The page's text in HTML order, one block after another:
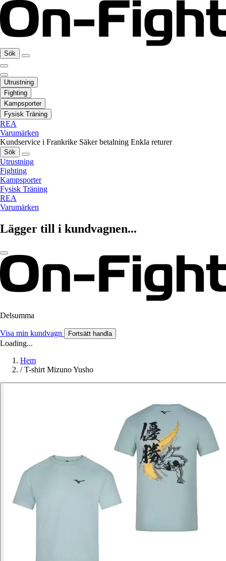
Sök
Utrustning
Fighting
Kampsporter
Fysisk Träning
REA
Varumärken
Kundservice i Frankrike Säker betalning Enkla returer
Sök
Utrustning
Fighting
Kampsporter
Fysisk Träning
REA
Varumärken
Lägger till i kundvagnen...
Delsumma
Visa min kundvagn Fortsätt handla
Loading...
Hem
/ T-shirt Mizuno Yusho